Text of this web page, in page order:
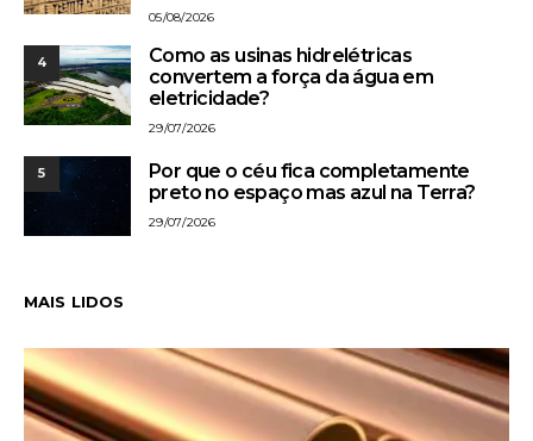
05/08/2026
4
Como as usinas hidrelétricas
convertem a força da água em
eletricidade?
29/07/2026
5
Por que o céu fica completamente
preto no espaço mas azul na Terra?
29/07/2026
MAIS LIDOS